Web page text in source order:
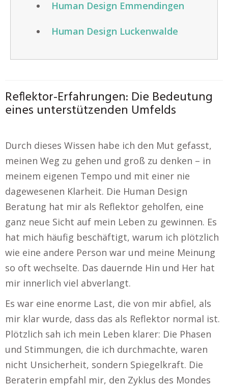
Human Design Emmendingen
Human Design Luckenwalde
Reflektor-Erfahrungen: Die Bedeutung
eines unterstützenden Umfelds
Durch dieses Wissen habe ich den Mut gefasst,
meinen Weg zu gehen und groß zu denken – in
meinem eigenen Tempo und mit einer nie
dagewesenen Klarheit. Die Human Design
Beratung hat mir als Reflektor geholfen, eine
ganz neue Sicht auf mein Leben zu gewinnen. Es
hat mich häufig beschäftigt, warum ich plötzlich
wie eine andere Person war und meine Meinung
so oft wechselte. Das dauernde Hin und Her hat
mir innerlich viel abverlangt.
Es war eine enorme Last, die von mir abfiel, als
mir klar wurde, dass das als Reflektor normal ist.
Plötzlich sah ich mein Leben klarer: Die Phasen
und Stimmungen, die ich durchmachte, waren
nicht Unsicherheit, sondern Spiegelkraft. Die
Beraterin empfahl mir, den Zyklus des Mondes